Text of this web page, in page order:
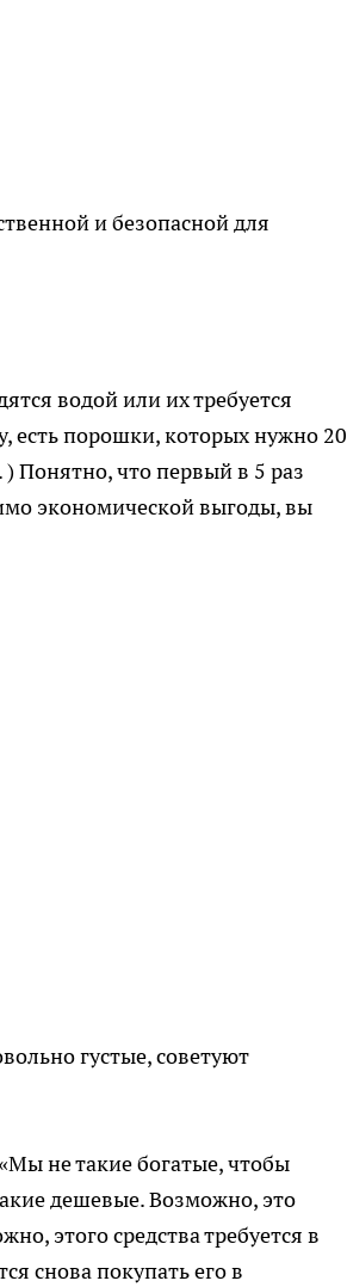
и безопасной для
водой или их требуется
есть порошки, которых нужно 20
Понятно, что первый в 5 раз
экономической выгоды, вы
густые, советуют
не такие богатые, чтобы
дешевые. Возможно, это
этого средства требуется в
снова покупать его в